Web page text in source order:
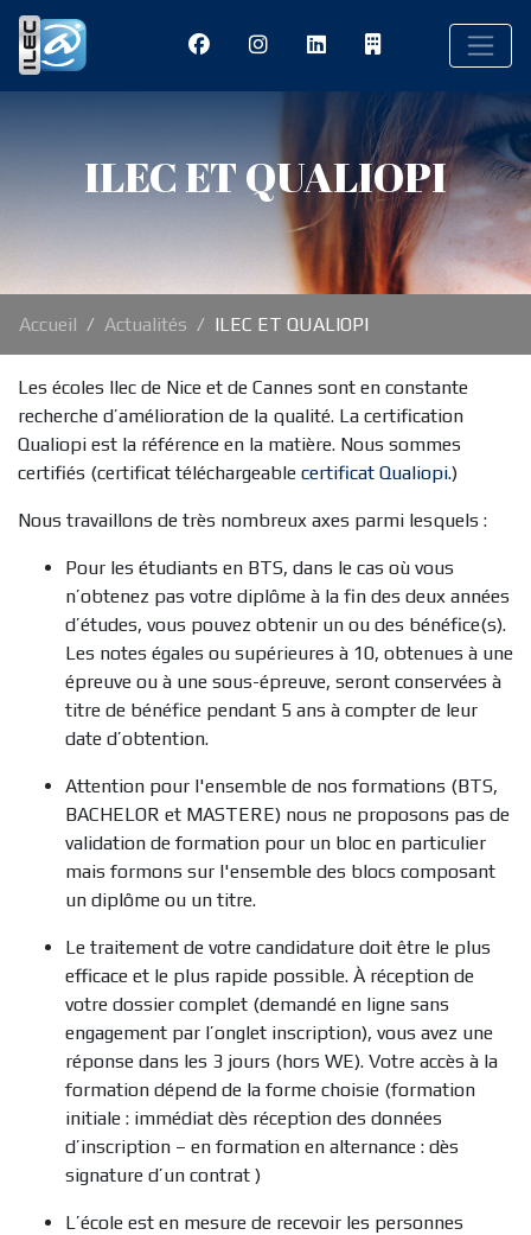
ILEC ET QUALIOPI
Accueil Actualités ILEC ET QUALIOPI
Les écoles Ilec de Nice et de Cannes sont en constante
recherche d’amélioration de la qualité. La certification
Qualiopi est la référence en la matière. Nous sommes
certifiés (certificat téléchargeable certificat Qualiopi.)
Nous travaillons de très nombreux axes parmi lesquels :
Pour les étudiants en BTS, dans le cas où vous
n’obtenez pas votre diplôme à la fin des deux années
d’études, vous pouvez obtenir un ou des bénéfice(s).
Les notes égales ou supérieures à 10, obtenues à une
épreuve ou à une sous-épreuve, seront conservées à
titre de bénéfice pendant 5 ans à compter de leur
date d’obtention.
Attention pour l'ensemble de nos formations (BTS,
BACHELOR et MASTERE) nous ne proposons pas de
validation de formation pour un bloc en particulier
mais formons sur l'ensemble des blocs composant
un diplôme ou un titre.
Le traitement de votre candidature doit être le plus
efficace et le plus rapide possible. À réception de
votre dossier complet (demandé en ligne sans
engagement par l’onglet inscription), vous avez une
réponse dans les 3 jours (hors WE). Votre accès à la
formation dépend de la forme choisie (formation
initiale : immédiat dès réception des données
d’inscription – en formation en alternance : dès
signature d’un contrat )
L’école est en mesure de recevoir les personnes